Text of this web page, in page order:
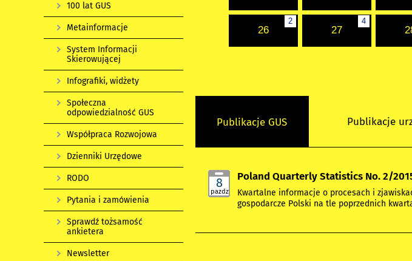
2
26
4
27
Publikacje GUS Publikacje
8
pazdz
Poland Quarterly Statistics No. 2/
Kwartalne informacje o procesach i
gospodarcze Polski na tle poprzednich
100 lat GUS
Metainformacje
System Informacji
Skierowującej
Infografiki, widżety
Społeczna
odpowiedzialność GUS
Współpraca Rozwojowa
Dzienniki Urzędowe
RODO
Pytania i zamówienia
Sprawdź tożsamość
ankietera
Newsletter